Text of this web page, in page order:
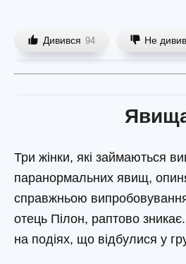
Дивився 94 Не
Три жінки, які займаються
паранормальних явищ,
справжньою
отець Пілон, раптово
на подіях, що відбулися у